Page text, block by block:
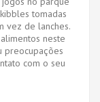
tomadas
vez de lanches.
neste
preocupações
com o seu